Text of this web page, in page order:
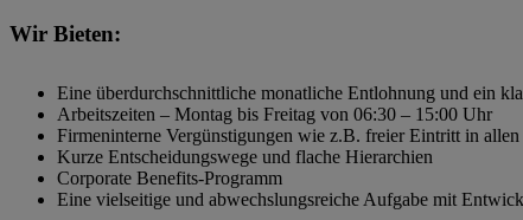
Wir Bieten:
Eine überdurchschnittliche monatliche Entlohnung und ein
Arbeitszeiten – Montag bis Freitag von 06:30 – 15:00 Uhr
Firmeninterne Vergünstigungen wie z.B. freier Eintritt in allen
Kurze Entscheidungswege und flache Hierarchien
Corporate Benefits-Programm
Eine vielseitige und abwechslungsreiche Aufgabe mit